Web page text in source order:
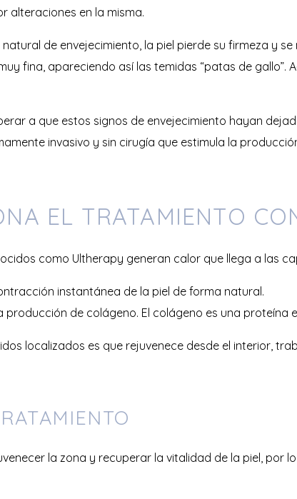
alteraciones en la misma.
de envejecimiento, la piel pierde su firmeza y
fina, apareciendo así las temidas “patas de
a que estos signos de envejecimiento hayan
invasivo y sin cirugía que estimula la
EL TRATAMIENTO
como Ultherapy generan calor que llega a las
instantánea de la piel de forma natural.
producción de colágeno. El colágeno es una
localizados es que rejuvenece desde el interior,
la zona y recuperar la vitalidad de la piel,